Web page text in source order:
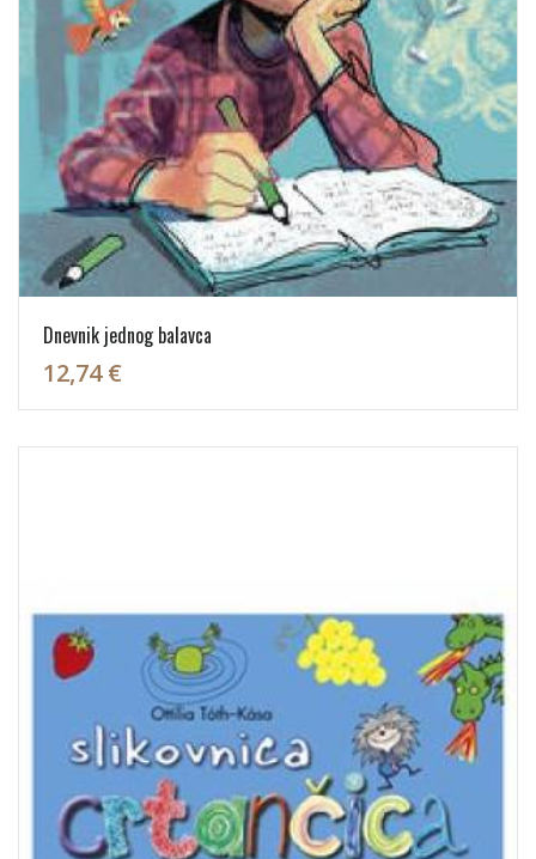
Dnevnik jednog balavca
12,74 €